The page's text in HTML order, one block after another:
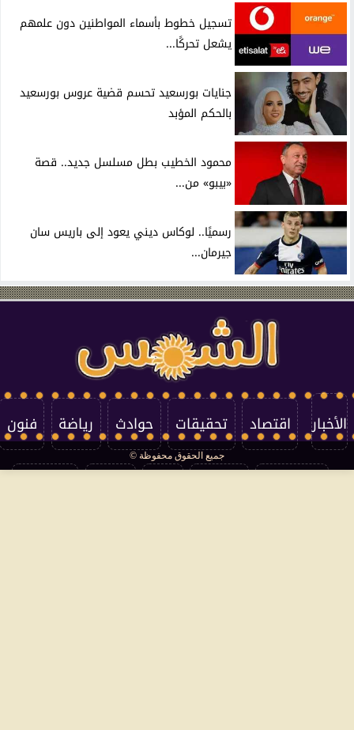
تسجيل خطوط بأسماء المواطنين دون علمهم
يشعل تحركًا...
جنايات بورسعيد تحسم قضية عروس بورسعيد
بالحكم المؤبد
محمود الخطيب بطل مسلسل جديد.. قصة
«بيبو» من...
رسميًا.. لوكاس ديني يعود إلى باريس سان
جيرمان...
الأخبار اقتصاد تحقيقات حوادث رياضة فنون
جميع الحقوق محفوظة ©